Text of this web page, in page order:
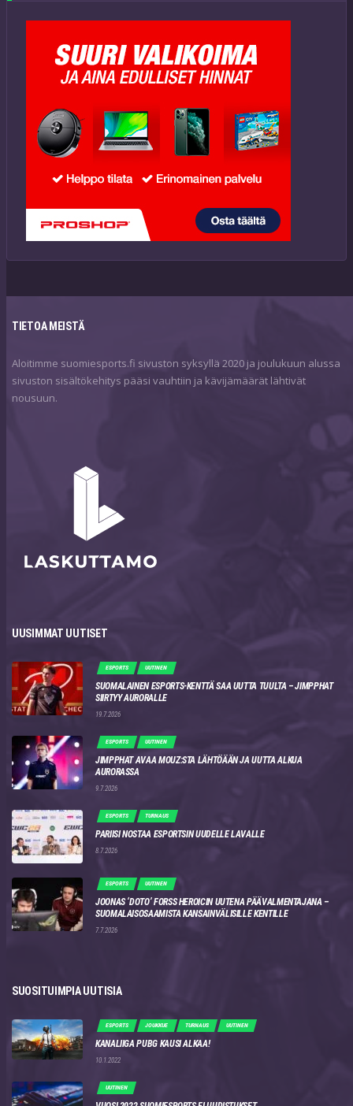
TIETOA MEISTÄ
Aloitimme suomiesports.fi sivuston syksyllä 2020 ja joulukuun alussa
sivuston sisältökehitys pääsi vauhtiin ja kävijämäärät lähtivät
nousuun.
UUSIMMAT UUTISET
ESPORTS UUTINEN
SUOMALAINEN ESPORTS-KENTTÄ SAA UUTTA TUULTA – JIMPPHAT
SIIRTYY AURORALLE
19.7.2026
ESPORTS UUTINEN
JIMPPHAT AVAA MOUZ:STA LÄHTÖÄÄN JA UUTTA ALKUA
AURORASSA
9.7.2026
ESPORTS TURNAUS
PARIISI NOSTAA ESPORTSIN UUDELLE LAVALLE
8.7.2026
ESPORTS UUTINEN
JOONAS ‘DOTO’ FORSS HEROICIN UUTENA PÄÄVALMENTAJANA –
SUOMALAISOSAAMISTA KANSAINVÄLISILLE KENTILLE
7.7.2026
SUOSITUIMPIA UUTISIA
ESPORTS JOUKKUE TURNAUS UUTINEN
KANALIIGA PUBG KAUSI ALKAA!
10.1.2022
UUTINEN